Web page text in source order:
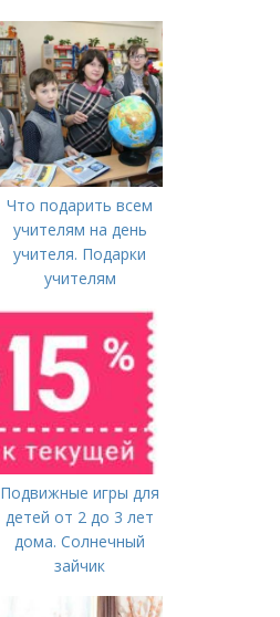
ребенком 2-х лет
дома
Что подарить всем
учителям на день
учителя. Подарки
учителям
Подвижные игры для
детей от 2 до 3 лет
дома. Солнечный
зайчик